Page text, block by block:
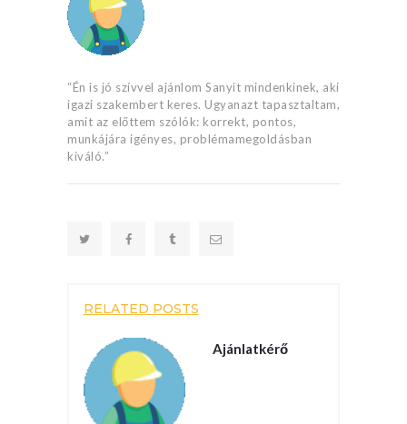
“Én is jó szívvel ajánlom Sanyit mindenkinek, aki
igazi szakembert keres. Ugyanazt tapasztaltam,
amit az előttem szólók: korrekt, pontos,
munkájára igényes, problémamegoldásban
kiváló.”
RELATED POSTS
Ajánlatkérő